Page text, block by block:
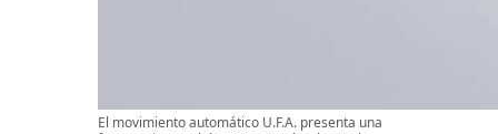
El movimiento automático U.F.A. presenta una